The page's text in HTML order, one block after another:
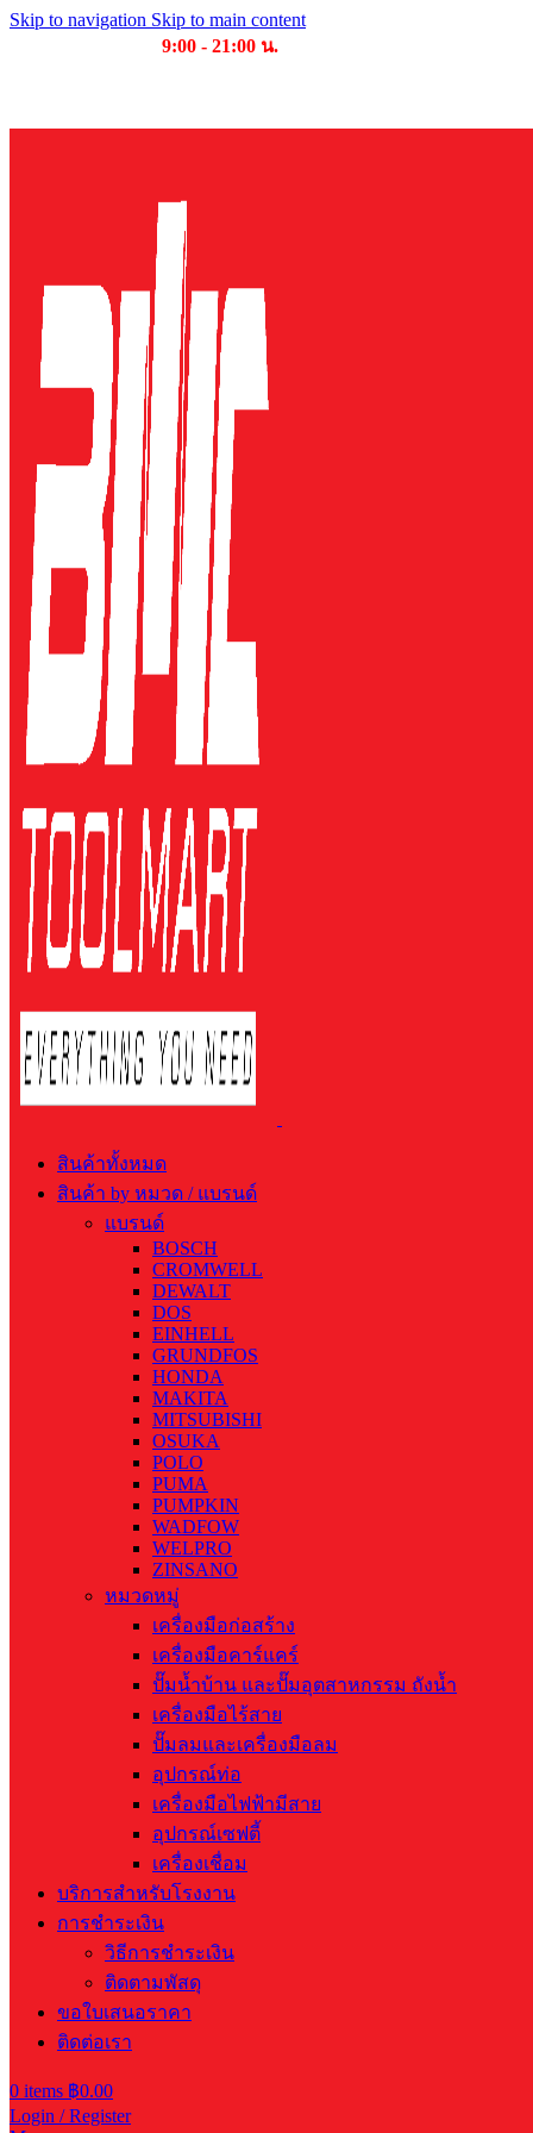
Skip to navigation Skip to main content
9:00 - 21:00 น.
สินค้าทั้งหมด
สินค้า by หมวด / แบรนด์
แบรนด์
BOSCH
CROMWELL
DEWALT
DOS
EINHELL
GRUNDFOS
HONDA
MAKITA
MITSUBISHI
OSUKA
POLO
PUMA
PUMPKIN
WADFOW
WELPRO
ZINSANO
หมวดหมู่
เครื่องมือก่อสร้าง
เครื่องมือคาร์แคร์
ปั๊มน้ำบ้าน และปั๊มอุตสาหกรรม ถังน้ำ
เครื่องมือไร้สาย
ปั๊มลมและเครื่องมือลม
อุปกรณ์ท่อ
เครื่องมือไฟฟ้ามีสาย
อุปกรณ์เซฟตี้
เครื่องเชื่อม
บริการสำหรับโรงงาน
การชำระเงิน
วิธีการชำระเงิน
ติดตามพัสดุ
ขอใบเสนอราคา
ติดต่อเรา
0 items ฿0.00
Login / Register